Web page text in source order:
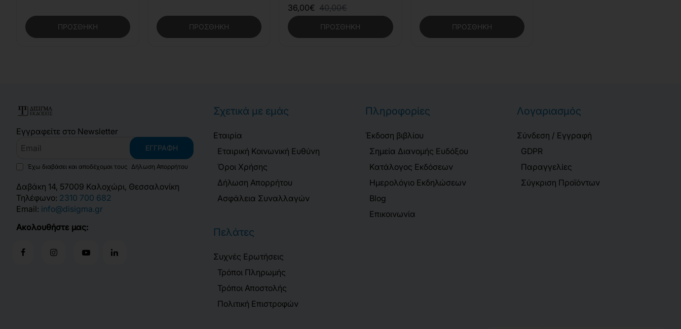
ΠΡΟΣΘΉΚΗ ΠΡΟΣΘΉΚΗ
36,00€ 40,00€
ΠΡΟΣΘΉΚΗ ΠΡΟΣΘΉΚΗ
Εγγραφείτε στο Newsletter
ΕΓΓΡΑΦΉ
Έχω διαβάσει και αποδέχομαι τους Δήλωση Απορρήτου
Δαβάκη 14, 57009 Καλοχώρι, Θεσσαλονίκη
Τηλέφωνο: 2310 700 682
Email: info@disigma.gr
Ακολουθήστε μας:
Σχετικά με εμάς
Εταιρία
Εταιρική Κοινωνική Ευθύνη
Όροι Χρήσης
Δήλωση Απορρήτου
Ασφάλεια Συναλλαγών
Πληροφορίες
Έκδοση βιβλίου
Σημεία Διανομής Ευδόξου
Κατάλογος Εκδόσεων
Ημερολόγιο Εκδηλώσεων
Blog
Επικοινωνία
Λογαριασμός
Σύνδεση / Εγγραφή
GDPR
Παραγγελίες
Σύγκριση Προϊόντων
Πελάτες
Συχνές Ερωτήσεις
Τρόποι Πληρωμής
Τρόποι Αποστολής
Πολιτική Επιστροφών